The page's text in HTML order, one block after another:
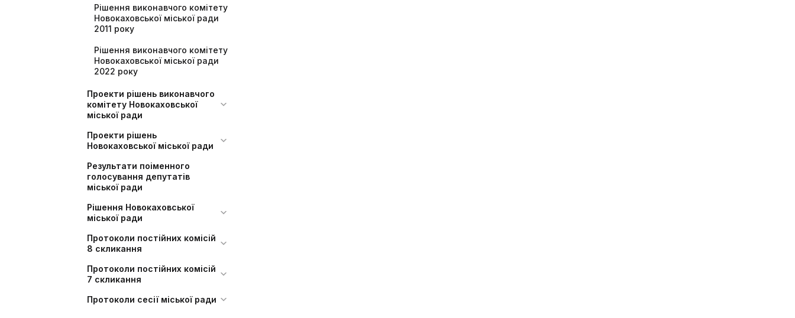
Рішення виконавчого комітету
Новокаховської міської ради
2011 року
Рішення виконавчого комітету
Новокаховської міської ради
2022 року
Проекти рішень виконавчого
комітету Новокаховської
міської ради
Проекти рішень
Новокаховської міської ради
Результати поіменного
голосування депутатів
міської ради
Рішення Новокаховської
міської ради
Протоколи постійних комісій
8 скликання
Протоколи постійних комісій
7 скликання
Протоколи сесії міської ради